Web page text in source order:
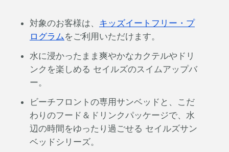
対象のお客様は、 キッズイートフリー・プ
ログラムをご利用いただけます。
水に浸かったまま爽やかなカクテルやドリ
ンクを楽しめる セイルズのスイムアップバ
ー。
ビーチフロントの専用サンベッドと、こだ
わりのフード＆ドリンクパッケージで、水
辺の時間をゆったり過ごせる セイルズサン
ベッドシリーズ。